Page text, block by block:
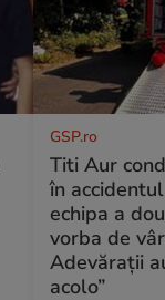
GSP.ro
Titi Aur
în
echipa a
vorba de
Adevărații
acolo”